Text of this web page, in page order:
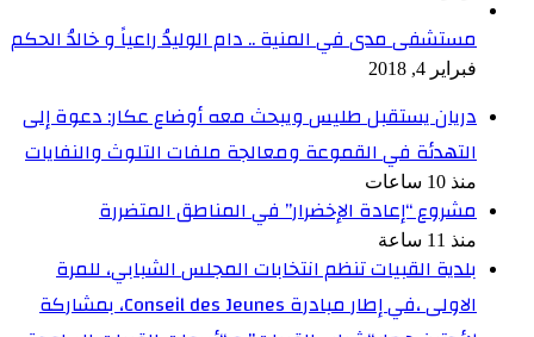
مستشفى مدى في المنية .. دام الوليدُ راعياً و خالدُ الحكم
فبراير 4, 2018
دريان يستقبل طليس ويبحث معه أوضاع عكار: دعوة إلى
التهدئة في القموعة ومعالجة ملفات التلوث والنفايات
منذ 10 ساعات
مشروع “إعادة الإخضرار” في المناطق المتضررة
منذ 11 ساعة
بلدية القبيات تنظم انتخابات المجلس الشبابي، للمرة
الاولى ،في إطار مبادرة Conseil des Jeunes، بمشاركة